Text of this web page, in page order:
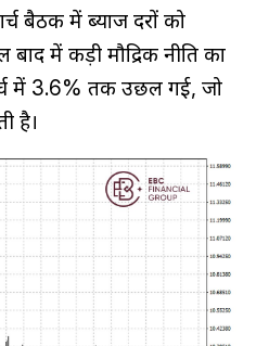
बैठक में ब्याज दरों को
बाद में कड़ी मौद्रिक नीति का
में 3.6% तक उछल गई, जो
है।